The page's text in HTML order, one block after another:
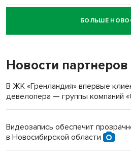
Новосибирский суд наказал
пенсионерки на вокзале
БОЛЬШЕ
Новости партнеров
В ЖК «Гренландия» впервые
девелопера — группы компаний
Видеозапись обеспечит
в Новосибирской области